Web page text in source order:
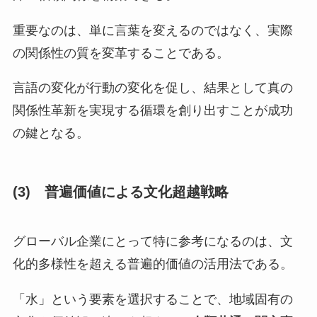
重要なのは、単に言葉を変えるのではなく、実際
の関係性の質を変革することである。
言語の変化が行動の変化を促し、結果として真の
関係性革新を実現する循環を創り出すことが成功
の鍵となる。
(3) 普遍価値による文化超越戦略
グローバル企業にとって特に参考になるのは、文
化的多様性を超える普遍的価値の活用法である。
「水」という要素を選択することで、地域固有の